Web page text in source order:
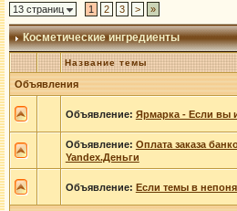
13 страниц 1 2 3 > »
Косметические ингредиенты
Название темы
Объявления
Объявление: Ярмарка - Если вы
Объявление: Оплата заказа
Yandex.Деньги
Объявление: Если темы в